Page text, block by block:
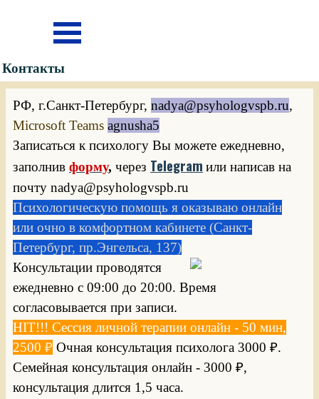
Контакты
РФ, г.Санкт-Петербург, nadya@psyhologvspb.ru,
Microsoft Teams agnusha5
Записаться к психологу Вы можете ежедневно,
заполнив форму, через Telegram или написав на
почту nadya@psyhologvspb.ru
Психологическую помощь я оказываю онлайн
или очно в комфортном кабинете (Санкт-
Петербург, пр.Энгельса, 137)
Консультации проводятся
ежедневно с 09:00 до 20:00. Время
согласовывается при записи.
HIT!!! Сессия личной терапии онлайн - 50 мин,
2500 ₽ Очная консультация психолога 3000 ₽.
Семейная консультация онлайн - 3000 ₽,
консультация длится 1,5 часа.